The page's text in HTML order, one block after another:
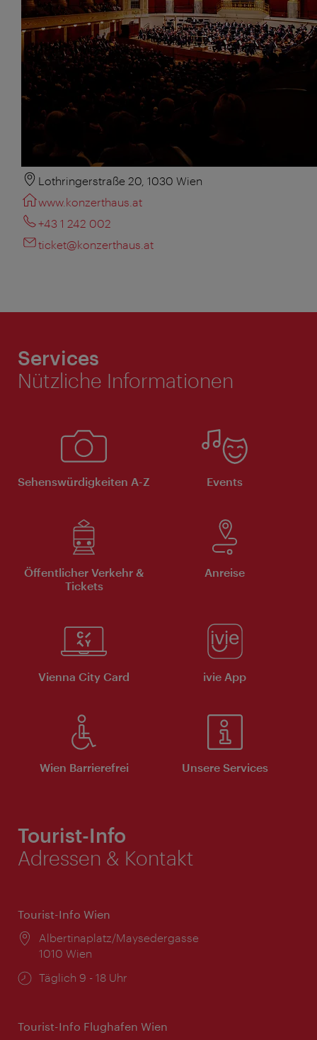
Lothringerstraße 20, 1030 Wien
www.konzerthaus.at
+43 1 242 002
ticket@konzerthaus.at
Services
Nützliche Informationen
Sehenswürdigkeiten A-Z Events
Öffentlicher Verkehr &
Tickets
Anreise
Vienna City Card ivie App
Wien Barrierefrei Unsere Services
Tourist-Info
Adressen & Kontakt
Tourist-Info Wien
Ort:
Albertinaplatz/Maysedergasse
1010 Wien
Öffnungszeiten:
Täglich 9 - 18 Uhr
Tourist-Info Flughafen Wien